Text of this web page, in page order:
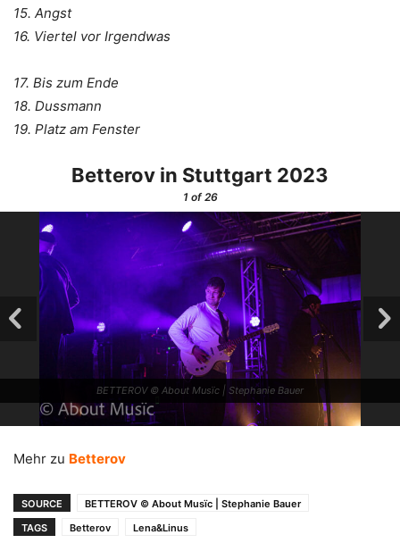
15. Angst
16. Viertel vor Irgendwas
17. Bis zum Ende
18. Dussmann
19. Platz am Fenster
Betterov in Stuttgart 2023
1of 26
BETTEROV © About Musïc | Stephanie Bauer
Mehr zu Betterov
SOURCE
BETTEROV © About Musïc | Stephanie Bauer
TAGS
Betterov Lena&Linus